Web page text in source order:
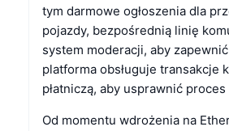
tym darmowe ogłoszenia dla
pojazdy, bezpośrednią linię
system moderacji, aby
platforma obsługuje transakcje
płatniczą, aby usprawnić
Od momentu wdrożenia na